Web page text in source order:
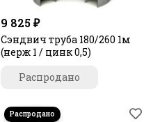
9 825 ₽
Сэндвич труба 180/260 1м
(нерж 1 / цинк 0,5)
Распродано